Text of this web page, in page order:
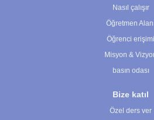
Nasıl çalışır
Öğretmen Alanı
Öğrenci erişimi
Misyon &
basın odası
Bize katıl
Özel ders ver